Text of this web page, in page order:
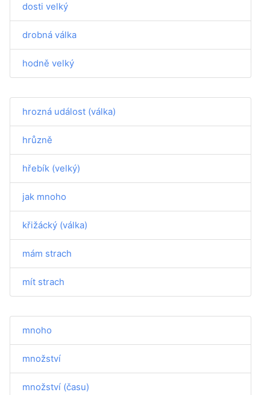
dosti velký
drobná válka
hodně velký
hrozná událost (válka)
hrůzně
hřebík (velký)
jak mnoho
křižácký (válka)
mám strach
mít strach
mnoho
množství
množství (času)